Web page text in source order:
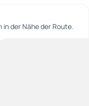
der Nähe der Route.